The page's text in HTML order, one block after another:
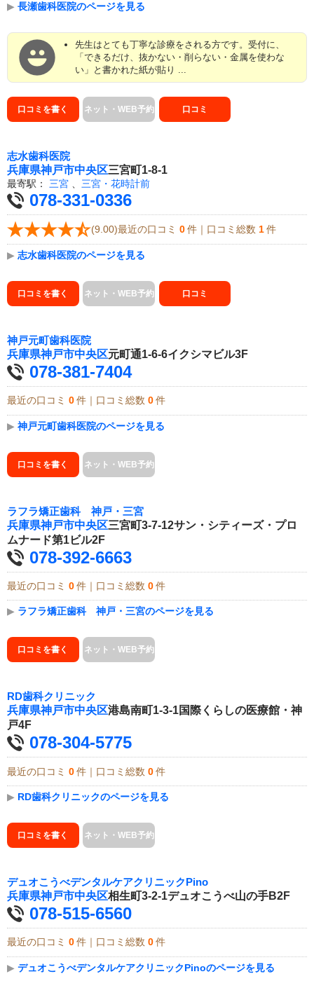
▶ 長瀬歯科医院のページを見る
先生はとても丁寧な診療をされる方です。受付に、
「できるだけ、抜かない・削らない・金属を使わな
い」と書かれた紙が貼り ...
口コミを書く ネット・WEB予約 口コミ
志水歯科医院
兵庫県神戸市中央区三宮町1-8-1
最寄駅： 三宮 三宮・花時計前
078-331-0336
(9.00)最近の口コミ 0 件｜口コミ総数 1 件
▶ 志水歯科医院のページを見る
口コミを書く ネット・WEB予約 口コミ
神戸元町歯科医院
兵庫県神戸市中央区元町通1-6-6イクシマビル3F
078-381-7404
最近の口コミ 0 件｜口コミ総数 0 件
▶ 神戸元町歯科医院のページを見る
口コミを書く ネット・WEB予約
ラフラ矯正歯科 神戸・三宮
兵庫県神戸市中央区三宮町3-7-12サン・シティーズ・プロ
ムナード第1ビル2F
078-392-6663
最近の口コミ 0 件｜口コミ総数 0 件
▶ ラフラ矯正歯科 神戸・三宮のページを見る
口コミを書く ネット・WEB予約
RD歯科クリニック
兵庫県神戸市中央区港島南町1-3-1国際くらしの医療館・神
戸4F
078-304-5775
最近の口コミ 0 件｜口コミ総数 0 件
▶ RD歯科クリニックのページを見る
口コミを書く ネット・WEB予約
デュオこうべデンタルケアクリニックPino
兵庫県神戸市中央区相生町3-2-1デュオこうべ山の手B2F
078-515-6560
最近の口コミ 0 件｜口コミ総数 0 件
▶ デュオこうべデンタルケアクリニックPinoのページを見る